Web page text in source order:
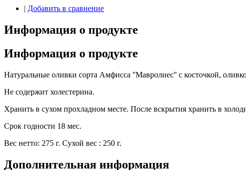
| Добавить в сравнение
Информация о продукте
Информация о продукте
Натуральные оливки сорта Амфисса ''Мавролиес'' с косточкой,
Не содержит холестерина.
Хранить в сухом прохладном месте. После вскрытия хранить в
Срок годности 18 мес.
Вес нетто: 275 г. Сухой вес : 250 г.
Дополнительная информация